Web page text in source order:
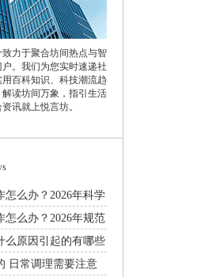
力于聚合坊间热点与智
。我们为您实时速递社
百科知识、科技潮流趋
读坊间万象，指引生活
讯就上悦言坊。
怎么办？2026年科学
怎么办？2026年规范
南
么原因引起的有哪些
日常调理需要注意